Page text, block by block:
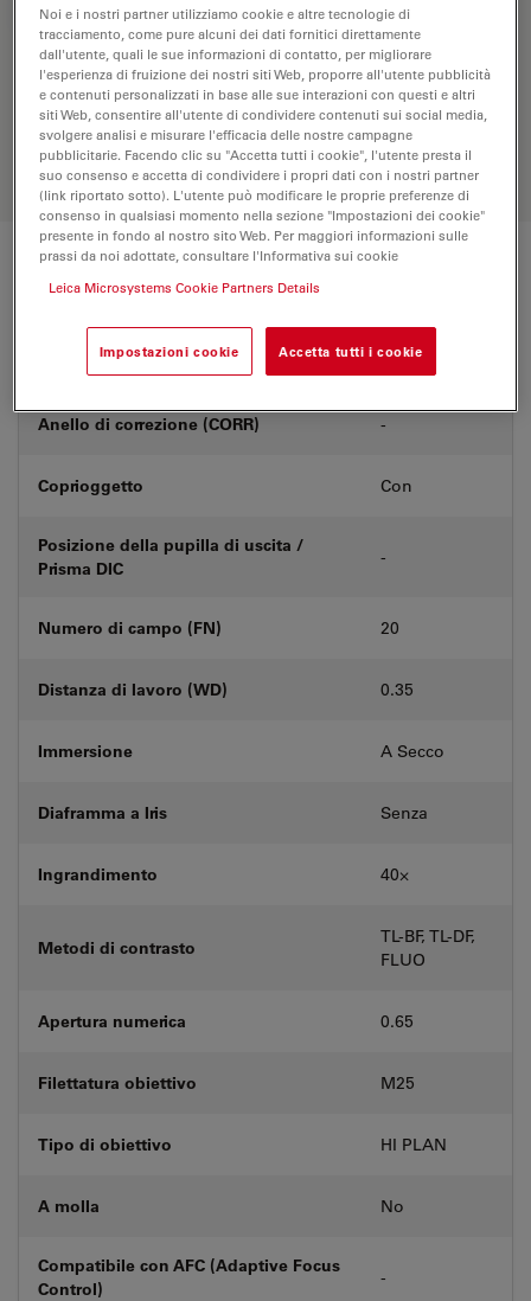
RICHIESTA DI PREVENTIVO
Scopri la soluzione perfetta. Esplora il
nostroObjective Finder, confronta le
alternative e trova l’opzione più
adatta alle tue esigenze.
Specifiche tecniche
Numero di prodotto 11506236
Anello di correzione (CORR) -
Coprioggetto Con
Posizione della pupilla di uscita /
Prisma DIC
-
Numero di campo (FN) 20
Distanza di lavoro (WD) 0.35
Immersione A Secco
Diaframma a Iris Senza
Ingrandimento 40⨉
Metodi di contrasto
TL-BF, TL-DF,
FLUO
Apertura numerica 0.65
Filettatura obiettivo M25
Tipo di obiettivo HI PLAN
A molla No
Compatibile con AFC (Adaptive Focus
Control)
-
Noi e i nostri partner utilizziamo cookie e altre tecnologie di
tracciamento, come pure alcuni dei dati fornitici direttamente
dall'utente, quali le sue informazioni di contatto, per migliorare
l'esperienza di fruizione dei nostri siti Web, proporre all'utente pubblicità
e contenuti personalizzati in base alle sue interazioni con questi e altri
siti Web, consentire all'utente di condividere contenuti sui social media,
svolgere analisi e misurare l'efficacia delle nostre campagne
pubblicitarie. Facendo clic su "Accetta tutti i cookie", l'utente presta il
suo consenso e accetta di condividere i propri dati con i nostri partner
(link riportato sotto). L'utente può modificare le proprie preferenze di
consenso in qualsiasi momento nella sezione "Impostazioni dei cookie"
presente in fondo al nostro sito Web. Per maggiori informazioni sulle
prassi da noi adottate, consultare l'Informativa sui cookie
Leica Microsystems Cookie Partners Details
Impostazioni cookie Accetta tutti i cookie